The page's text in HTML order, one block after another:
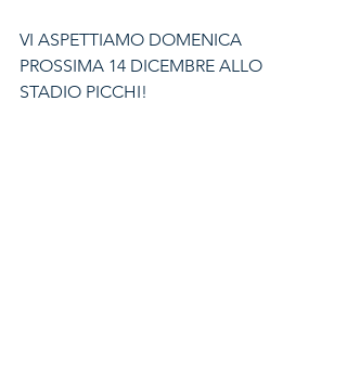
VI ASPETTIAMO DOMENICA
PROSSIMA 14 DICEMBRE ALLO
STADIO PICCHI!